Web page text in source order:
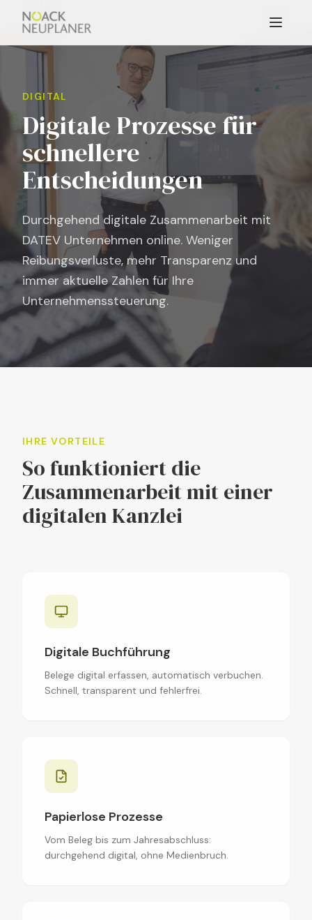
DIGITAL
Digitale Prozesse für
schnellere
Entscheidungen
Durchgehend digitale Zusammenarbeit mit
DATEV Unternehmen online. Weniger
Reibungsverluste, mehr Transparenz und
immer aktuelle Zahlen für Ihre
Unternehmenssteuerung.
IHRE VORTEILE
So funktioniert die
Zusammenarbeit mit einer
digitalen Kanzlei
Digitale Buchführung
Belege digital erfassen, automatisch verbuchen.
Schnell, transparent und fehlerfrei.
Papierlose Prozesse
Vom Beleg bis zum Jahresabschluss:
durchgehend digital, ohne Medienbruch.